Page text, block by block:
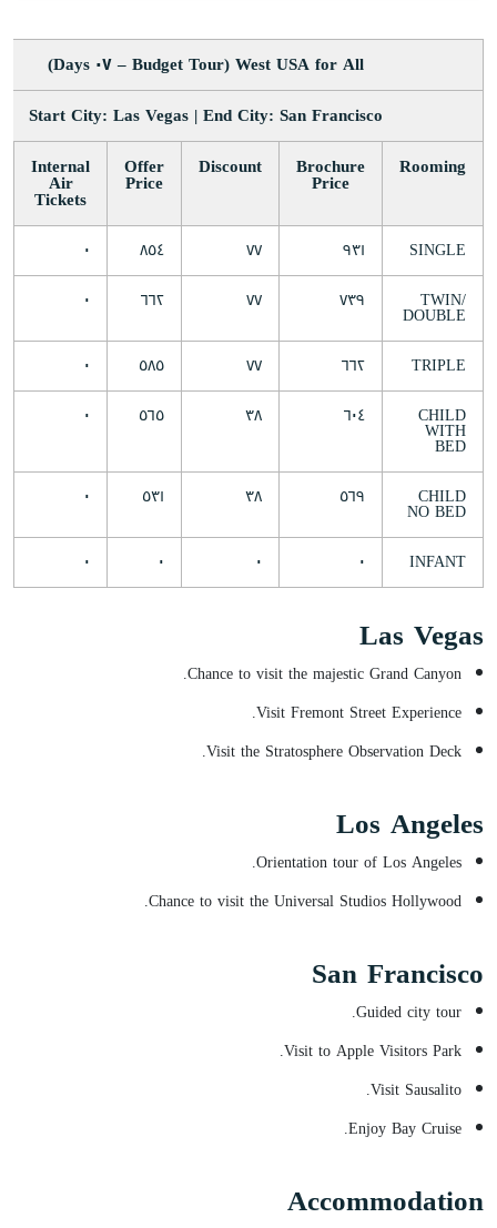
West USA for All (Budget Tour – ٠٧ Days)
Start City: Las Vegas | End City: San Francisco
Rooming
Brochure
Price
Discount
Offer
Price
Internal
Air
Tickets
SINGLE ٩٣١ ٧٧ ٨٥٤
٠
TWIN/
DOUBLE
٧٣٩ ٧٧ ٦٦٢ ٠
TRIPLE ٦٦٢ ٧٧ ٥٨٥
٠
CHILD
WITH
BED
٦٠٤ ٣٨ ٥٦٥ ٠
CHILD
NO BED
٥٦٩ ٣٨ ٥٣١ ٠
INFANT ٠ ٠ ٠ ٠
Las Vegas
Chance to visit the majestic Grand Canyon.
Visit Fremont Street Experience.
Visit the Stratosphere Observation Deck.
Los Angeles
Orientation tour of Los Angeles.
Chance to visit the Universal Studios Hollywood.
San Francisco
Guided city tour.
Visit to Apple Visitors Park.
Visit Sausalito.
Enjoy Bay Cruise.
Accommodation